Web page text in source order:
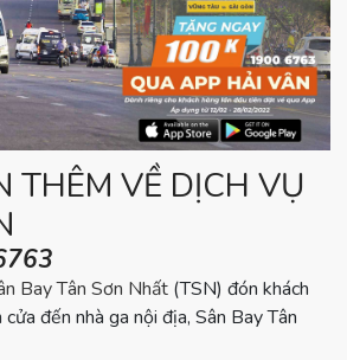
THÊM VỀ DỊCH VỤ
Bay Tân Sơn Nhất (TSN) đón khách
đến nhà ga nội địa, Sân Bay Tân